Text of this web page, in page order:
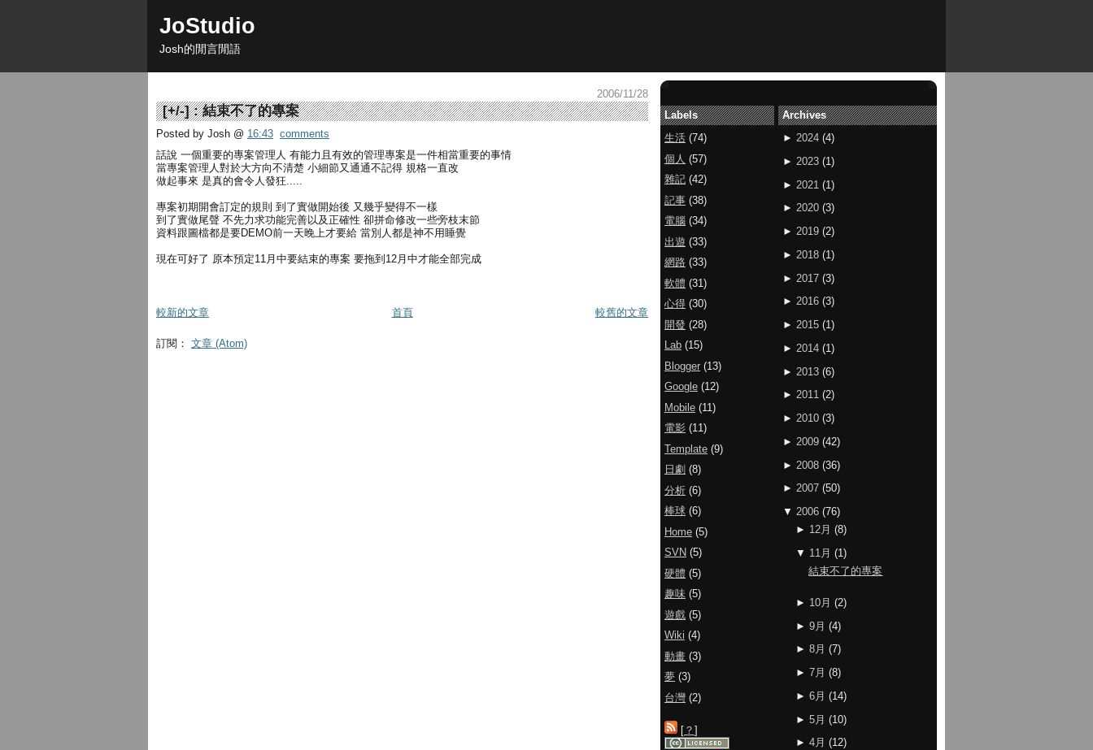
JoStudio
Josh的閒言閒語
2006/11/28
[+/-] :結束不了的專案
Posted by Josh @ 16:43 comments
話說 一個重要的專案管理人 有能力且有效的管理專案是一件相當重要的事情
當專案管理人對於大方向不清楚 小細節又通通不記得 規格一直改
做起事來 是真的會令人發狂.....
專案初期開會訂定的規則 到了實做開始後 又幾乎變得不一樣
到了實做尾聲 不先力求功能完善以及正確性 卻拼命修改一些旁枝末節
資料跟圖檔都是要DEMO前一天晚上才要給 當別人都是神不用睡覺
現在可好了 原本預定11月中要結束的專案 要拖到12月中才能全部完成
較新的文章 較舊的文章
首頁
訂閱： 文章 (Atom)
Archives
► 2024 (4)
► 2023 (1 )
► 2021 (1)
► 2020 (3)
► 2019 (2)
► 2018 (1 )
► 2017 (3)
► 2016 (3)
► 2015 (1)
► 2014 (1 )
► 2013 (6)
► 2011 (2)
► 2010 (3)
► 2009 (42)
► 2008 (36)
► 2007 (50)
▼ 2006 (76)
► 12月 (8)
▼ 11月 (1)
結束不了的專案
► 10月 (2)
► 9月 (4)
► 8月 (7)
► 7月 (8)
► 6月 (14)
► 5月 (10)
► 4月 (12)
Labels
生活 (74)
個人 (57)
雜記 (42)
記事 (38)
電腦 (34)
出遊 (33)
網路 (33)
軟體 (31)
心得 (30)
開發 (28)
Lab (15)
Blogger (13)
Google (12)
Mobile (11)
電影 (11)
Template (9)
日劇 (8)
分析 (6)
棒球 (6)
Home (5)
SVN (5)
硬體 (5)
趣味 (5)
遊戲 (5)
Wiki (4)
動畫 (3)
夢 (3)
台灣 (2)
[ ？ ]